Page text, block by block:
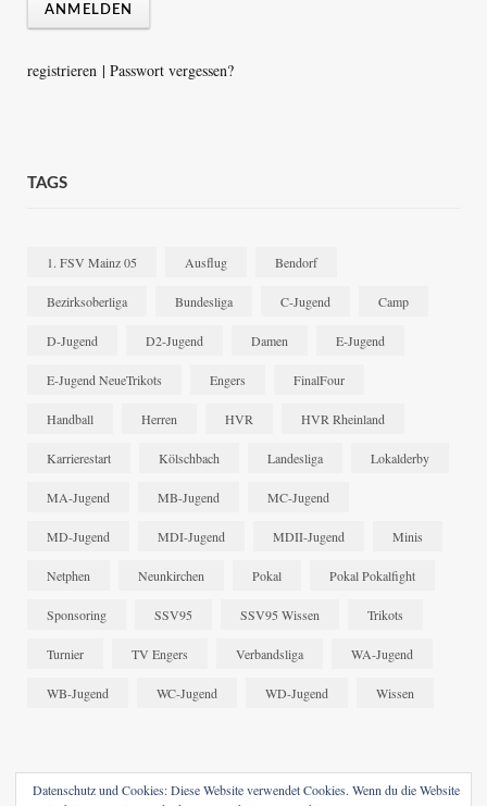
Datenschutz und Cookies: Diese Website verwendet Cookies. Wenn du die Website
registrieren | Passwort vergessen?
TAGS
1. FSV Mainz 05 Ausflug Bendorf
Bezirksoberliga Bundesliga C-Jugend Camp
D-Jugend D2-Jugend Damen E-Jugend
E-Jugend NeueTrikots Engers FinalFour
Handball Herren HVR HVR Rheinland
Karrierestart Kölschbach Landesliga Lokalderby
MA-Jugend MB-Jugend MC-Jugend
MD-Jugend MDI-Jugend MDII-Jugend Minis
Netphen Neunkirchen Pokal Pokal Pokalfight
Sponsoring SSV95 SSV95 Wissen Trikots
Turnier TV Engers Verbandsliga WA-Jugend
WB-Jugend WC-Jugend WD-Jugend Wissen